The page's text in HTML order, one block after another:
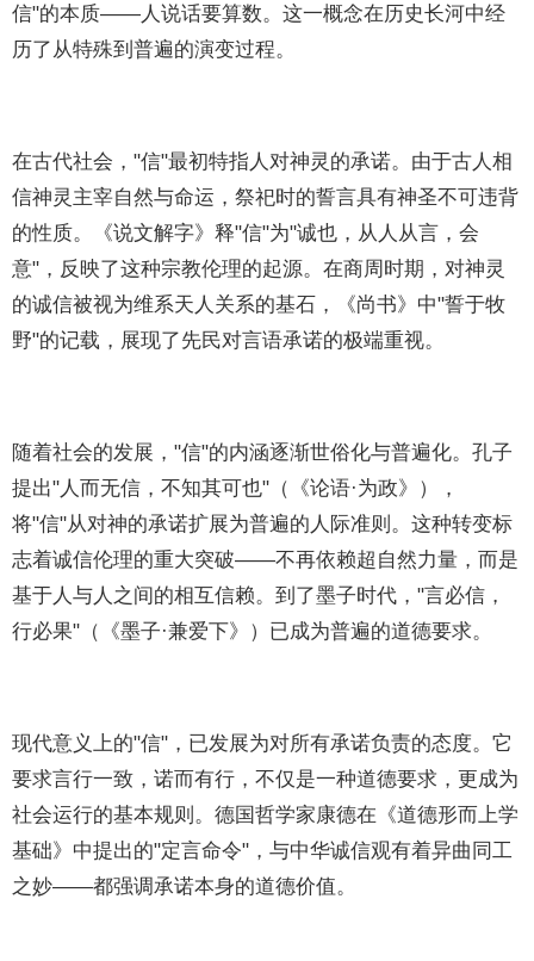
信"的本质——人说话要算数。这一概念在历史长河中经
历了从特殊到普遍的演变过程。
在古代社会，"信"最初特指人对神灵的承诺。由于古人相
信神灵主宰自然与命运，祭祀时的誓言具有神圣不可违背
的性质。《说文解字》释"信"为"诚也，从人从言，会
意"，反映了这种宗教伦理的起源。在商周时期，对神灵
的诚信被视为维系天人关系的基石，《尚书》中"誓于牧
野"的记载，展现了先民对言语承诺的极端重视。
随着社会的发展，"信"的内涵逐渐世俗化与普遍化。孔子
提出"人而无信，不知其可也"（《论语·为政》），
将"信"从对神的承诺扩展为普遍的人际准则。这种转变标
志着诚信伦理的重大突破——不再依赖超自然力量，而是
基于人与人之间的相互信赖。到了墨子时代，"言必信，
行必果"（《墨子·兼爱下》）已成为普遍的道德要求。
现代意义上的"信"，已发展为对所有承诺负责的态度。它
要求言行一致，诺而有行，不仅是一种道德要求，更成为
社会运行的基本规则。德国哲学家康德在《道德形而上学
基础》中提出的"定言命令"，与中华诚信观有着异曲同工
之妙——都强调承诺本身的道德价值。